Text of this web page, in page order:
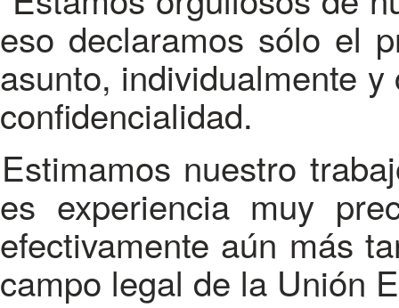
eso declaramos sólo el
asunto, individualmente
confidencialidad.
Estimamos nuestro trabajo y cada cliente: para nosotros
es experiencia muy
efectivamente aún más
campo legal de la Unión